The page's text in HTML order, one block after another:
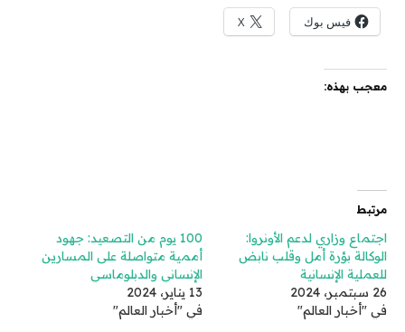
فيس بوك X
معجب بهذه:
مرتبط
اجتماع وزاري لدعم الأونروا:
الوكالة بؤرة أمل وقلب نابض
للعملية الإنسانية
26 سبتمبر، 2024
في "أخبار العالم"
100 يوم من التصعيد: جهود
أممية متواصلة على المسارين
الإنساني والدبلوماسي
13 يناير، 2024
في "أخبار العالم"